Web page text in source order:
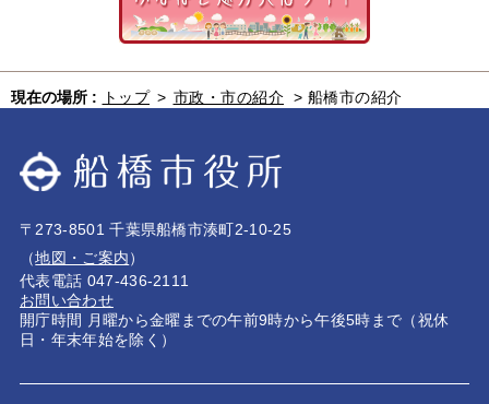
現在の場所 : トップ > 市政・市の紹介 > 船橋市の紹介
〒273-8501 千葉県船橋市湊町2-10-25
（地図・ご案内）
代表電話 047-436-2111
お問い合わせ
開庁時間 月曜から金曜までの午前9時から午後5時まで（祝休
日・年末年始を除く）